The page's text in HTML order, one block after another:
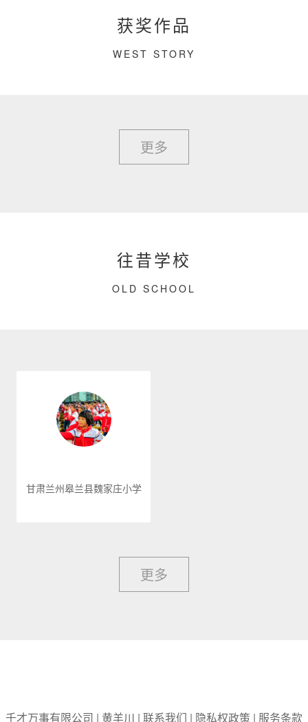
获奖作品
WEST STORY
更多
往昔学校
OLD SCHOOL
甘肃兰州皋兰县魏家庄小学
更多
千才万事有限公司 | 黄羊川 | 联系我们 | 隐私权政策 | 服务条款